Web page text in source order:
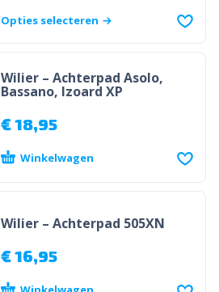
Opties selecteren
Wilier – Achterpad Asolo,
Bassano, Izoard XP
€18,95
Winkelwagen
Wilier – Achterpad 505XN
€16,95